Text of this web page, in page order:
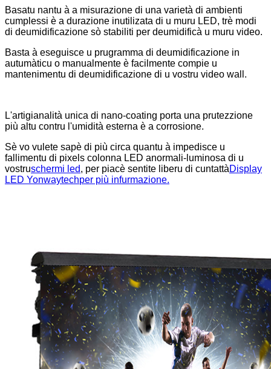
Basatu nantu à a misurazione di una varietà di ambienti
cumplessi è a durazione inutilizata di u muru LED, trè modi
di deumidificazione sò stabiliti per deumidificà u muru video.
Basta à eseguisce u prugramma di deumidificazione in
autumàticu o manualmente è facilmente compie u
mantenimentu di deumidificazione di u vostru video wall.
L'artigianalità unica di nano-coating porta una prutezzione
più altu contru l'umidità esterna è a corrosione.
Sè vo vulete sapè di più circa quantu à impedisce u
fallimentu di pixels colonna LED anormali-luminosa di u
vostruschermi led, per piacè sentite liberu di cuntattàDisplay
LED Yonwaytechper più infurmazione.